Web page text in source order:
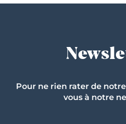
Pour ne rien rater de
vous à notre